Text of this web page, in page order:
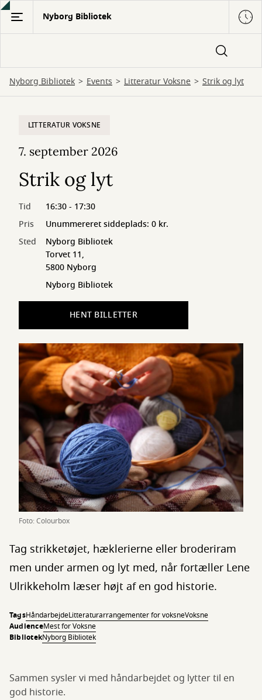
Gå
hovedindhold
Nyborg Bibliotek
Nyborg Bibliotek Events Litteratur Voksne Strik og lyt
Foto: Colourbox
LITTERATUR VOKSNE
7. september 2026
Strik og lyt
Tid
16:30 - 17:30
Pris
Unummereret siddeplads: 0 kr.
Sted
Nyborg Bibliotek
Torvet 11,
5800 Nyborg
Nyborg Bibliotek
HENT BILLETTER
Tag strikketøjet, hæklerierne eller broderiram
men under armen og lyt med, når fortæller Lene
Ulrikkeholm læser højt af en god historie.
TagsHåndarbejdeLitteraturarrangementer for voksneVoksne
AudienceMest for Voksne
BibliotekNyborg Bibliotek
Sammen sysler vi med håndarbejdet og lytter til en
god historie.